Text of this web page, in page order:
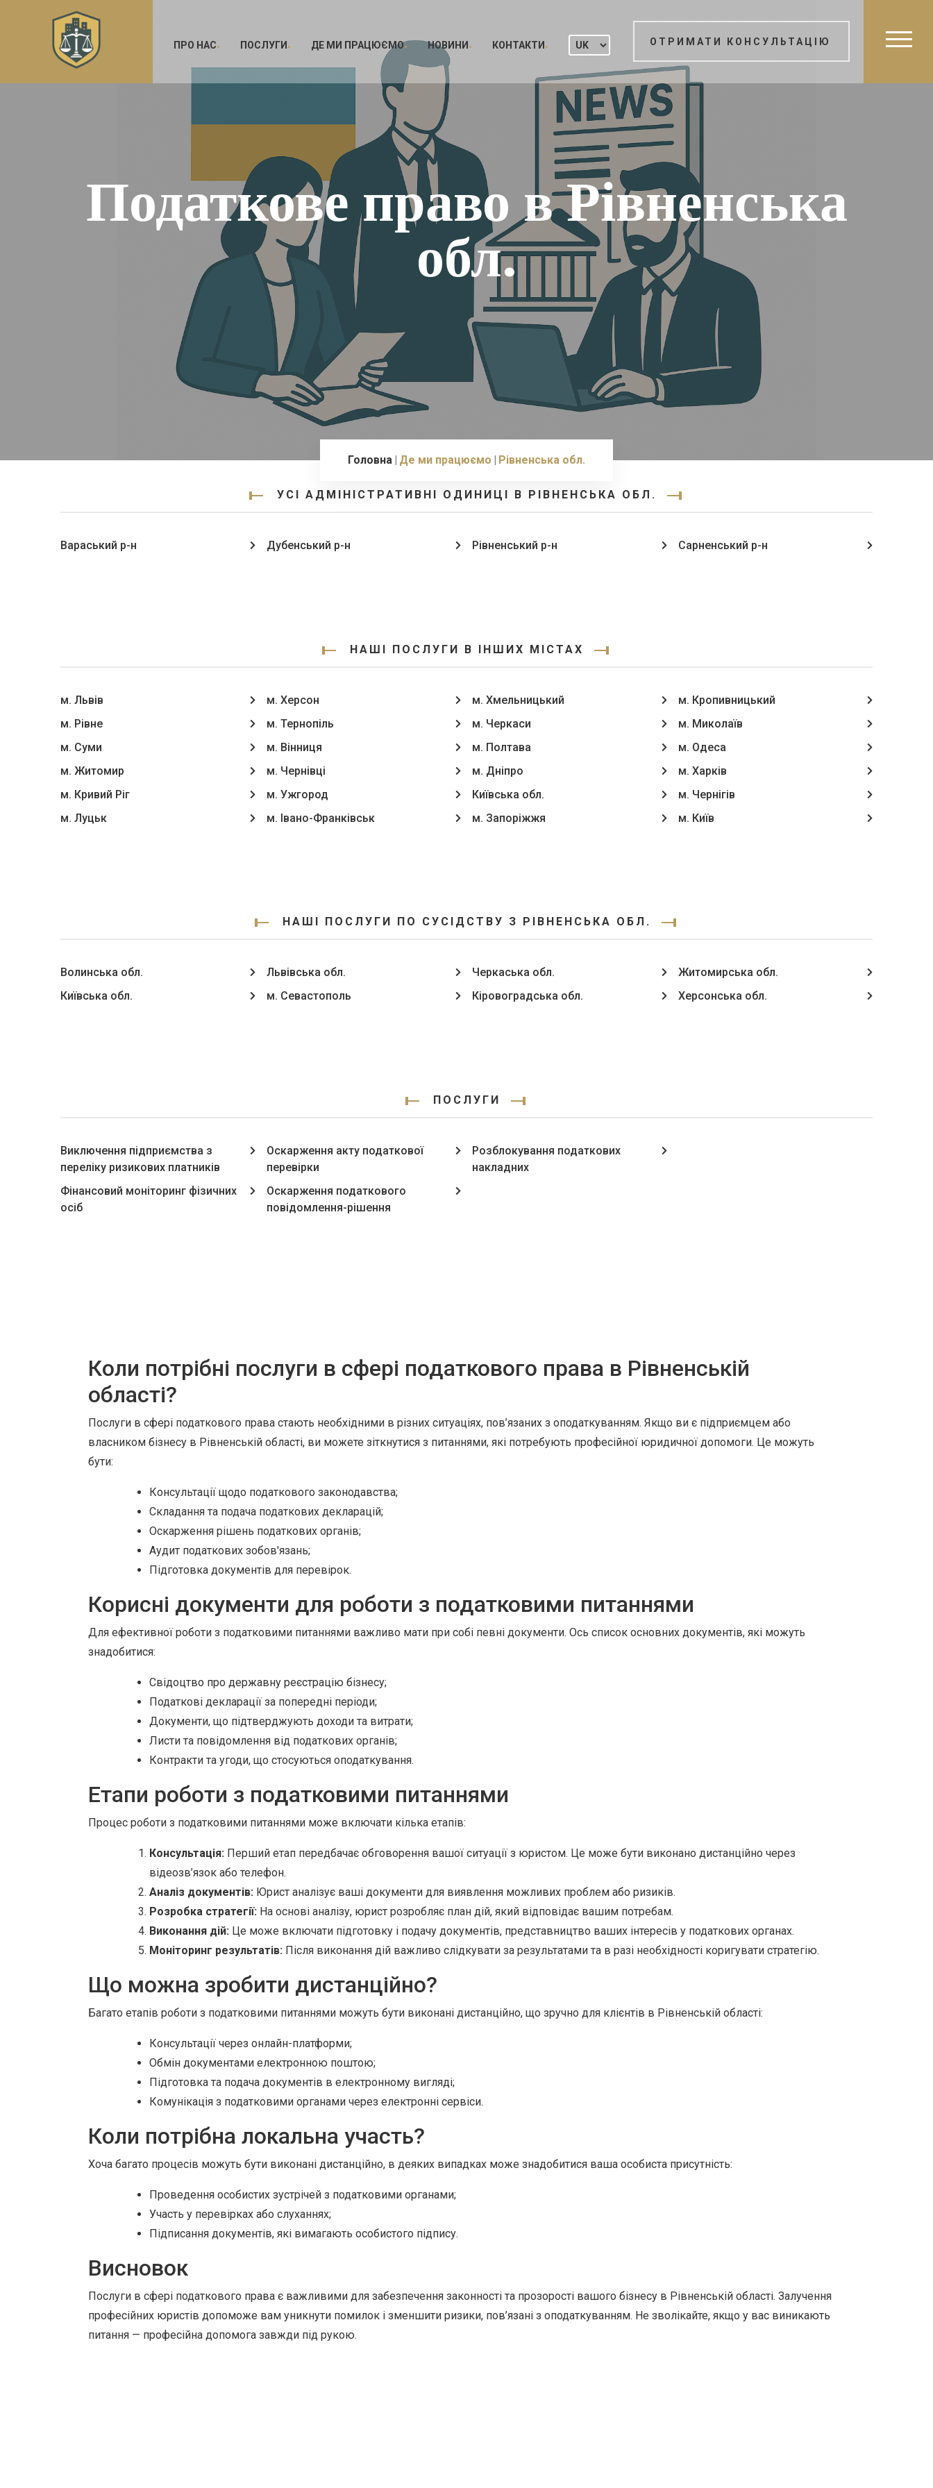
ПРО НАС ПОСЛУГИ ДЕ МИ ПРАЦЮЄМО НОВИНИ КОНТАКТИ ОТРИМАТИ КОНСУЛЬТАЦІЮ
Податкове право в Рівненська
обл.
Головна Де ми працюємо Рівненська обл.
УСІ АДМІНІСТРАТИВНІ ОДИНИЦІ В РІВНЕНСЬКА ОБЛ.
Вараський р-н Дубенський р-н Рівненський р-н Сарненський р-н
НАШІ ПОСЛУГИ В ІНШИХ МІСТАХ
м. Львів
м. Рівне
м. Суми
м. Житомир
м. Кривий Ріг
м. Луцьк
м. Херсон
м. Тернопіль
м. Вінниця
м. Чернівці
м. Ужгород
м. Івано-Франківськ
м. Хмельницький
м. Черкаси
м. Полтава
м. Дніпро
Київська обл.
м. Запоріжжя
м. Кропивницький
м. Миколаїв
м. Одеса
м. Харків
м. Чернігів
м. Київ
НАШІ ПОСЛУГИ ПО СУСІДСТВУ З РІВНЕНСЬКА ОБЛ.
Волинська обл.
Київська обл.
Львівська обл.
м. Севастополь
Черкаська обл.
Кіровоградська обл.
Житомирська обл.
Херсонська обл.
ПОСЛУГИ
Виключення підприємства з
переліку ризикових платників
Фінансовий моніторинг фізичних
осіб
Оскарження акту податкової
перевірки
Оскарження податкового
повідомлення-рішення
Розблокування податкових
накладних
Коли потрібні послуги в сфері податкового права в Рівненській
області?
Послуги в сфері податкового права стають необхідними в різних ситуаціях, пов’язаних з оподаткуванням. Якщо ви є підприємцем або
власником бізнесу в Рівненській області, ви можете зіткнутися з питаннями, які потребують професійної юридичної допомоги. Це можуть
бути:
Консультації щодо податкового законодавства;
Складання та подача податкових декларацій;
Оскарження рішень податкових органів;
Аудит податкових зобов'язань;
Підготовка документів для перевірок.
Корисні документи для роботи з податковими питаннями
Для ефективної роботи з податковими питаннями важливо мати при собі певні документи. Ось список основних документів, які можуть
знадобитися:
Свідоцтво про державну реєстрацію бізнесу;
Податкові декларації за попередні періоди;
Документи, що підтверджують доходи та витрати;
Листи та повідомлення від податкових органів;
Контракти та угоди, що стосуються оподаткування.
Етапи роботи з податковими питаннями
Процес роботи з податковими питаннями може включати кілька етапів:
Консультація: Перший етап передбачає обговорення вашої ситуації з юристом. Це може бути виконано дистанційно через
відеозв’язок або телефон.
Аналіз документів: Юрист аналізує ваші документи для виявлення можливих проблем або ризиків.
Розробка стратегії: На основі аналізу, юрист розробляє план дій, який відповідає вашим потребам.
Виконання дій: Це може включати підготовку і подачу документів, представництво ваших інтересів у податкових органах.
Моніторинг результатів: Після виконання дій важливо слідкувати за результатами та в разі необхідності коригувати стратегію.
Що можна зробити дистанційно?
Багато етапів роботи з податковими питаннями можуть бути виконані дистанційно, що зручно для клієнтів в Рівненській області:
Консультації через онлайн-платформи;
Обмін документами електронною поштою;
Підготовка та подача документів в електронному вигляді;
Комунікація з податковими органами через електронні сервіси.
Коли потрібна локальна участь?
Хоча багато процесів можуть бути виконані дистанційно, в деяких випадках може знадобитися ваша особиста присутність:
Проведення особистих зустрічей з податковими органами;
Участь у перевірках або слуханнях;
Підписання документів, які вимагають особистого підпису.
Висновок
Послуги в сфері податкового права є важливими для забезпечення законності та прозорості вашого бізнесу в Рівненській області. Залучення
професійних юристів допоможе вам уникнути помилок і зменшити ризики, пов’язані з оподаткуванням. Не зволікайте, якщо у вас виникають
питання — професійна допомога завжди під рукою.